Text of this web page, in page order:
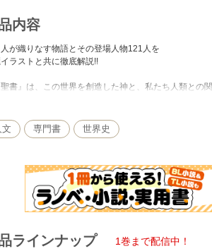
内容
が織りなす物語とその登場人物121人を
ラストと共に徹底解説!!
書』は、この世界を創造した神と、私たち人類との関
て人間くさい書物となっています。
では、そういった『旧約聖書』『新約聖書』に登場する
、登場人物にまつわるエピソードや特徴を徹底解説し
1冊で魅力的な『聖書』の登場人物121人について知る
ガイド本の決定版”となっています。
書』に登場するひとりひとりのキャラクターを知れば、
も私たちと同様の人間であることを知って、
文 専門書 世界史
ラインナップ 1巻まで配信中！